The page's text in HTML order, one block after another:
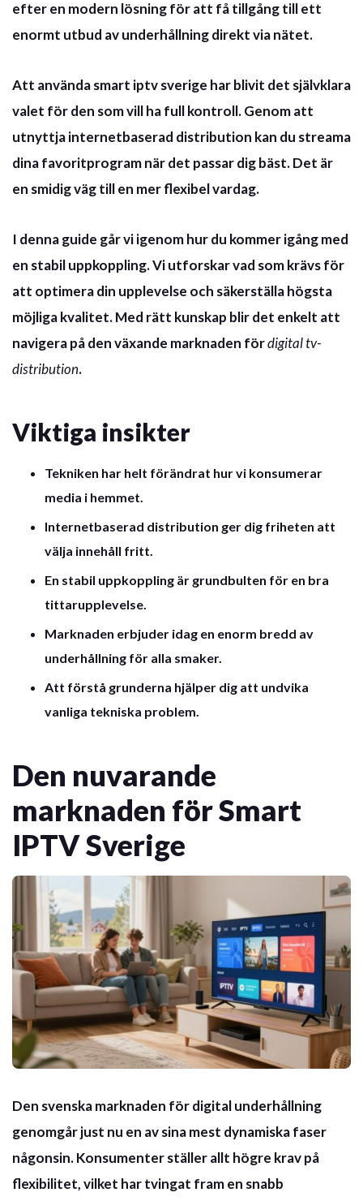
efter en modern lösning för att få tillgång till ett
enormt utbud av underhållning direkt via nätet.
Att användasmart iptv sverige har blivit det självklara
valet för den som vill ha full kontroll. Genom att
utnyttja internetbaserad distribution kan du streama
dina favoritprogram när det passar dig bäst. Det är
en smidig väg till en mer flexibel vardag.
I denna guide går vi igenom hur du kommer igång med
en stabil uppkoppling. Vi utforskar vad som krävs för
att optimera din upplevelse och säkerställa högsta
möjliga kvalitet. Med rätt kunskap blir det enkelt att
navigera på den växande marknaden fördigital tv-
distribution.
Viktiga insikter
Tekniken har helt förändrat hur vi konsumerar
media i hemmet.
Internetbaserad distribution ger dig friheten att
välja innehåll fritt.
En stabil uppkoppling är grundbulten för en bra
tittarupplevelse.
Marknaden erbjuder idag en enorm bredd av
underhållning för alla smaker.
Att förstå grunderna hjälper dig att undvika
vanliga tekniska problem.
Den nuvarande
marknaden för Smart
IPTV Sverige
Den svenska marknaden för digital underhållning
genomgår just nu en av sina mest dynamiska faser
någonsin. Konsumenter ställer allt högre krav på
flexibilitet, vilket har tvingat fram en snabb